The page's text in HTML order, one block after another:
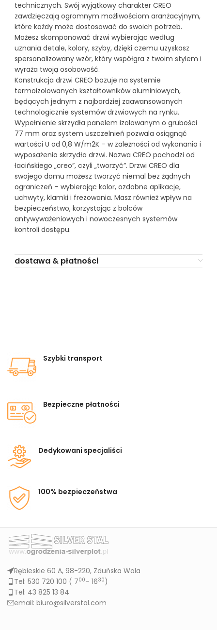
technicznych. Swój wyjątkowy charakter CREO
zawdzięczają ogromnym możliwościom aranżacyjnym,
które każdy może dostosować do swoich potrzeb.
Możesz skomponować drzwi wybierając według
uznania detale, kolory, szyby, dzięki czemu uzyskasz
spersonalizowany wzór, który współgra z twoim stylem i
wyraża twoją osobowość.
Konstrukcja drzwi CREO bazuje na systemie
termoizolowanych kształtowników aluminiowych,
będących jednym z najbardziej zaawansowanych
technologicznie systemów drzwiowych na rynku.
Wypełnienie skrzydła panelem izolowanym o grubości
77 mm oraz system uszczelnień pozwala osiągnąć
wartości U od 0,8 W/m2K – w zależności od wykonania i
wyposażenia skrzydła drzwi. Nazwa CREO pochodzi od
łacińskiego „creo”, czyli „tworzyć”. Drzwi CREO dla
swojego domu możesz tworzyć niemal bez żądnych
ograniczeń – wybierając kolor, ozdobne aplikacje,
uchwyty, klamki i frezowania. Masz również wpływ na
bezpieczeństwo, korzystając z bolców
antywyważeniowych i nowoczesnych systemów
kontroli dostępu.
dostawa & płatności
Szybki transport
Bezpieczne płatności
Dedykowani specjaliści
100% bezpieczeństwa
Rębieskie 60 A, 98-220, Zduńska Wola
Tel: 530 720 100 ( 700– 1630)
Tel: 43 825 13 84
email: biuro@silverstal.com